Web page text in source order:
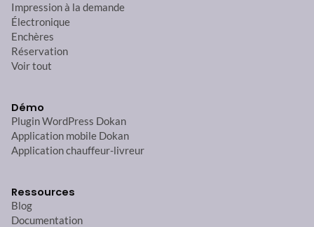
Impression à la demande
Électronique
Enchères
Réservation
Voir tout
Démo
Plugin WordPress Dokan
Application mobile Dokan
Application chauffeur-livreur
Ressources
Blog
Documentation